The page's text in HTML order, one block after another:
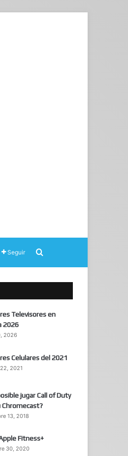
Seguir
Televisores en
2026
2026
Celulares del 2021
2021
jugar Call of Duty
13, 2018
Fitness+
30, 2020